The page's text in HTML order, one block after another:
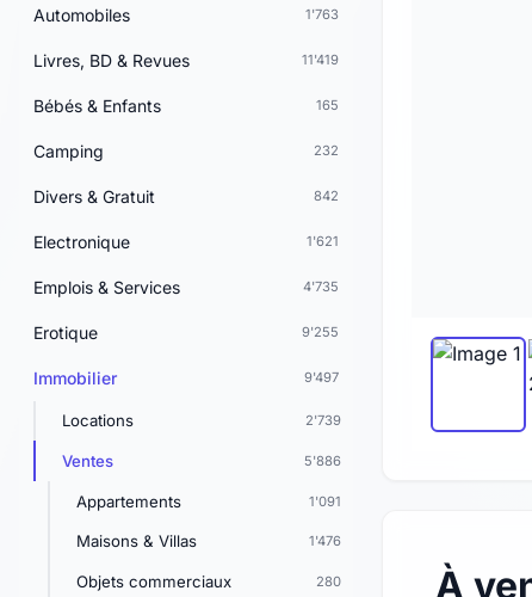
Automobiles 1'763
Livres, BD & Revues 11'419
Bébés & Enfants 165
Camping 232
Divers & Gratuit 842
Electronique 1'621
Emplois & Services 4'735
Erotique 9'255
Immobilier 9'497
Locations 2'739
Ventes 5'886
Appartements 1'091
Maisons & Villas 1'476
Objets commerciaux 280
À